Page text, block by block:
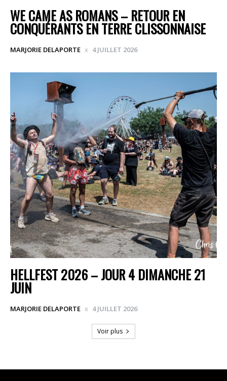
WE CAME AS ROMANS – RETOUR EN
CONQUÉRANTS EN TERRE CLISSONNAISE
MARJORIE DELAPORTE 4 JUILLET 2026
HELLFEST 2026 – JOUR 4 DIMANCHE 21
JUIN
MARJORIE DELAPORTE 4 JUILLET 2026
Voir plus